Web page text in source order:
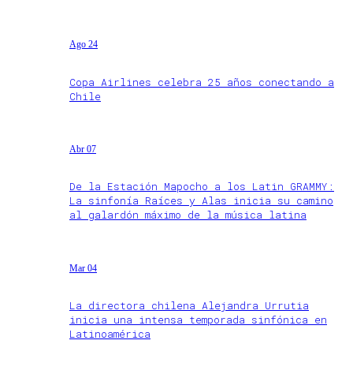
Ago 24
Copa Airlines celebra 25 años conectando a
Chile
Abr 07
De la Estación Mapocho a los Latin GRAMMY:
La sinfonía Raíces y Alas inicia su camino
al galardón máximo de la música latina
Mar 04
La directora chilena Alejandra Urrutia
inicia una intensa temporada sinfónica en
Latinoamérica